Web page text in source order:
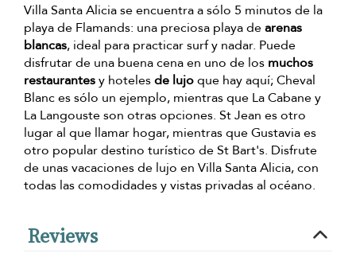
Villa Santa Alicia se encuentra a sólo 5 minutos de la
playa de Flamands: una preciosa playa dearenas
blancas, ideal para practicar surf y nadar. Puede
disfrutar de una buena cena en uno de los muchos
restaurantesy hotelesde lujoque hay aquí; Cheval
Blanc es sólo un ejemplo, mientras que La Cabane y
La Langouste son otras opciones. St Jean es otro
lugar al que llamar hogar, mientras que Gustavia es
otro popular destino turístico de St Bart's. Disfrute
de unas vacaciones de lujo en Villa Santa Alicia, con
todas las comodidades y vistas privadas al océano.
Reviews